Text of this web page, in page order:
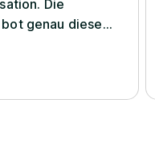
Die
genau diese